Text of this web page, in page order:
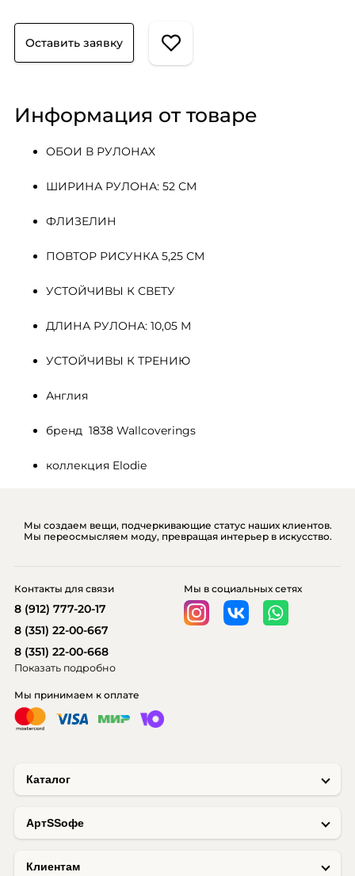
Оставить заявку
Информация от товаре
ОБОИ В РУЛОНАХ
ШИРИНА РУЛОНА: 52 СМ
ФЛИЗЕЛИН
ПОВТОР РИСУНКА 5,25 СМ
УСТОЙЧИВЫ К СВЕТУ
ДЛИНА РУЛОНА: 10,05 М
УСТОЙЧИВЫ К ТРЕНИЮ
Англия
бренд  1838 Wallcoverings
коллекция Elodie
Мы создаем вещи, подчеркивающие статус наших клиентов.
Мы переосмысляем моду, превращая интерьер в искусство.
Каталог
AртSSофе
Клиентам
Мы принимаем к оплате
Мы в социальных сетях
Контакты для связи
8 (912) 777-20-17
8 (351) 22-00-667
8 (351) 22-00-668
Показать подробно